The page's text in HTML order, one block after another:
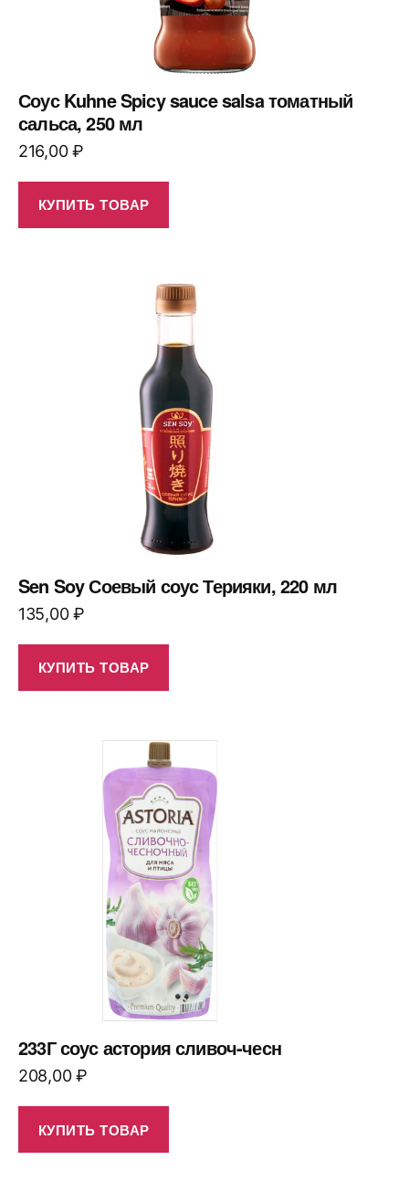
Соус Kuhne Spicy sauce salsa томатный
сальса, 250 мл
216,00₽
КУПИТЬ ТОВАР
Sen Soy Соевый соус Терияки, 220 мл
135,00₽
КУПИТЬ ТОВАР
233Г соус астория сливоч-чесн
208,00₽
КУПИТЬ ТОВАР